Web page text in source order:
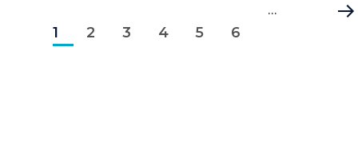
courante
1
2
3
4
5
Page
6
…